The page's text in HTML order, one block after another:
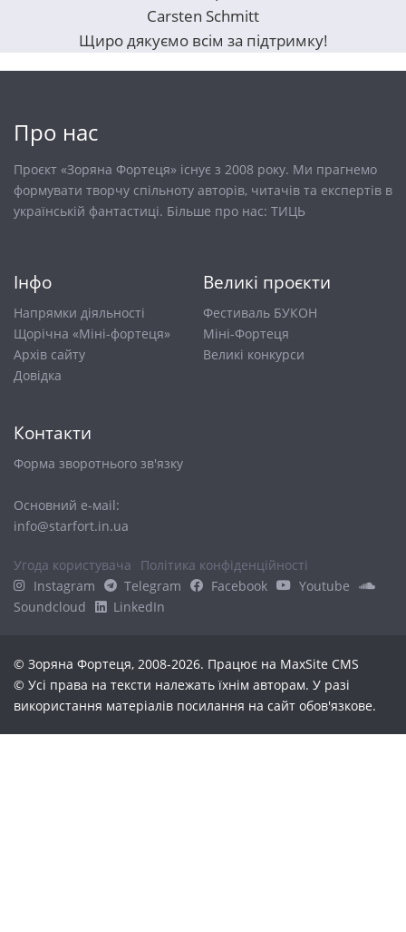
Carsten Schmitt
Щиро дякуємо всім за підтримку!
Про нас
Проєкт «Зоряна Фортеця» існує з 2008 року. Ми прагнемо
формувати творчу спільноту авторів, читачів та експертів в
українській фантастиці. Більше про нас: ТИЦЬ
Інфо
Напрямки діяльності
Щорічна «Міні-фортеця»
Архів сайту
Довiдка
Великі проєкти
Фестиваль БУКОН
Міні-Фортеця
Великі конкурси
Контакти
Форма зворотнього зв'язку
Основний е-маіl:
info@starfort.in.ua
Угода користувача
Політика конфіденційності
Instagram
Telegram Facebook
Youtube
Soundcloud
LinkedIn
© Зоряна Фортеця, 2008-2026. Працює на MaxSite CMS
© Усі права на тексти належать їхнім авторам. У разі
використання матеріалів посилання на сайт обов'язкове.